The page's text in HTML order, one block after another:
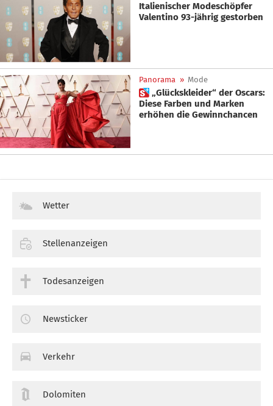
Italienischer Modeschöpfer
Valentino 93-jährig gestorben
Panorama » Mode
 „Glückskleider“ der Oscars:
Diese Farben und Marken
erhöhen die Gewinnchancen
Wetter
Stellenanzeigen
Todesanzeigen
Newsticker
Verkehr
Dolomiten